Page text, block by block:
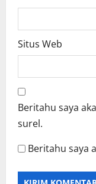
Situs Web
Beritahu saya
surel.
Beritahu saya